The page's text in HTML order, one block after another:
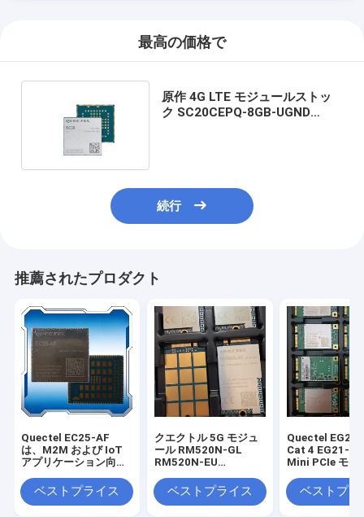
最高の価格で
原作 4G LTE モジュールストッ
ク SC20CEPQ-8GB-UGND
続行
推薦されたプロダクト
Quectel EC25-AF
は、M2M および IoT
アプリケーション向け
Cat 4 モジュールで、
最大 150 Mbps のダウ
ベストプライス
クエクトル 5G モジュ
ール RM520N-GL
RM520N-EU
RM510Q-GL
RM255C-GL
ベストプライス
Quectel EG25-
Cat 4 EG21-G
Mini PCIe モジ
GGB M2M お
アプリケーショ
ベストプラ